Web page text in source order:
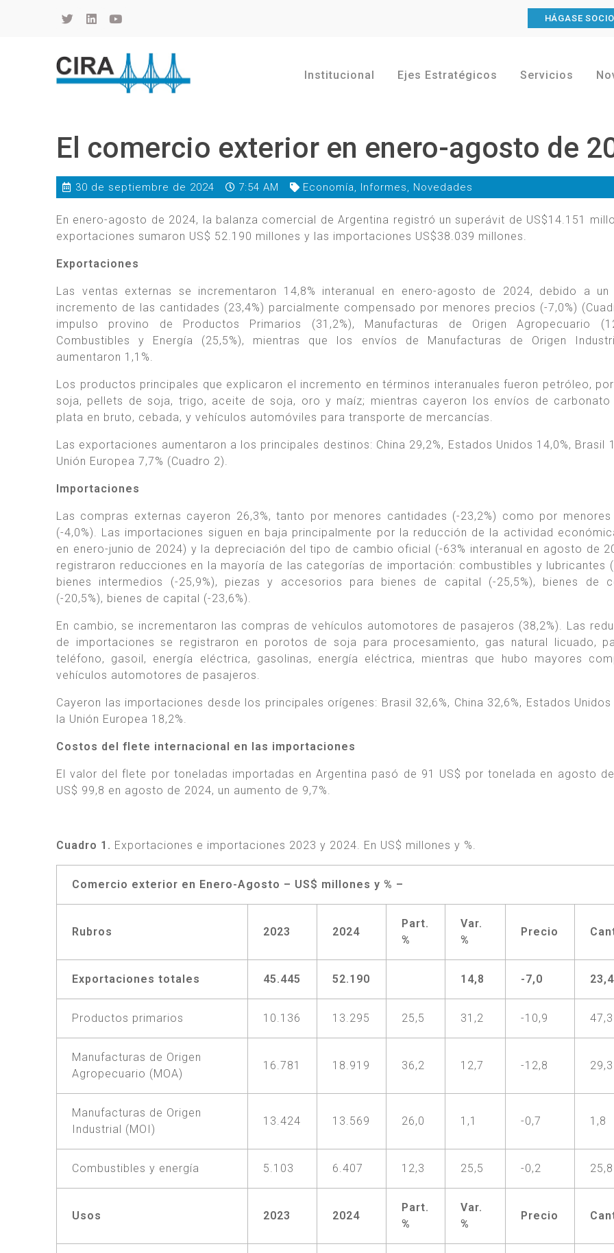
HÁGASE SOCIO
Institucional Ejes Estratégicos Servicios
El comercio exterior en enero-agosto de
30 de septiembre de 2024 7:54 AM Economía, Informes, Novedades
En enero-agosto de 2024, la balanza comercial de Argentina registró un superávit de US$14.151
exportaciones sumaron US$ 52.190 millones y las importaciones US$38.039 millones.
Exportaciones
Las ventas externas se incrementaron 14,8% interanual en enero-agosto de 2024, debido a un
incremento de las cantidades (23,4%) parcialmente compensado por menores precios (-7,0%)
impulso provino de Productos Primarios (31,2%), Manufacturas de Origen Agropecuario
Combustibles y Energía (25,5%), mientras que los envíos de Manufacturas de Origen
aumentaron 1,1%.
Los productos principales que explicaron el incremento en términos interanuales fueron petróleo,
soja, pellets de soja, trigo, aceite de soja, oro y maíz; mientras cayeron los envíos de carbonato
plata en bruto, cebada, y vehículos automóviles para transporte de mercancías.
Las exportaciones aumentaron a los principales destinos: China 29,2%, Estados Unidos 14,0%, Brasil
Unión Europea 7,7% (Cuadro 2).
Importaciones
Las compras externas cayeron 26,3%, tanto por menores cantidades (-23,2%) como por
(-4,0%). Las importaciones siguen en baja principalmente por la reducción de la actividad
en enero-junio de 2024) y la depreciación del tipo de cambio oficial (-63% interanual en agosto de
registraron reducciones en la mayoría de las categorías de importación: combustibles y lubricantes
bienes intermedios (-25,9%), piezas y accesorios para bienes de capital (-25,5%), bienes de
(-20,5%), bienes de capital (-23,6%).
En cambio, se incrementaron las compras de vehículos automotores de pasajeros (38,2%). Las
de importaciones se registraron en porotos de soja para procesamiento, gas natural licuado,
teléfono, gasoil, energía eléctrica, gasolinas, energía eléctrica, mientras que hubo mayores
vehículos automotores de pasajeros.
Cayeron las importaciones desde los principales orígenes: Brasil 32,6%, China 32,6%, Estados Unidos
la Unión Europea 18,2%.
Costos del ­flete internacional en las importaciones
El valor del flete por toneladas importadas en Argentina pasó de 91 US$ por tonelada en agosto
US$ 99,8 en agosto de 2024, un aumento de 9,7%.
Cuadro 1. Exportaciones e importaciones 2023 y 2024. En US$ millones y %.
Comercio exterior en Enero-Agosto – US$ millones y % –
Rubros 2023 2024
Part.
%
Var.
%
Precio
Exportaciones totales 45.445 52.190 14,8 -7,0 23,4
Productos primarios 10.136 13.295 25,5 31,2 -10,9 47,3
Manufacturas de Origen
Agropecuario (MOA)
16.781 18.919 36,2 12,7 -12,8 29,3
Manufacturas de Origen
Industrial (MOI)
13.424 13.569 26,0 1,1 -0,7 1,8
Combustibles y energía 5.103 6.407 12,3 25,5 -0,2 25,8
Usos 2023 2024
Part.
%
Var.
%
Precio